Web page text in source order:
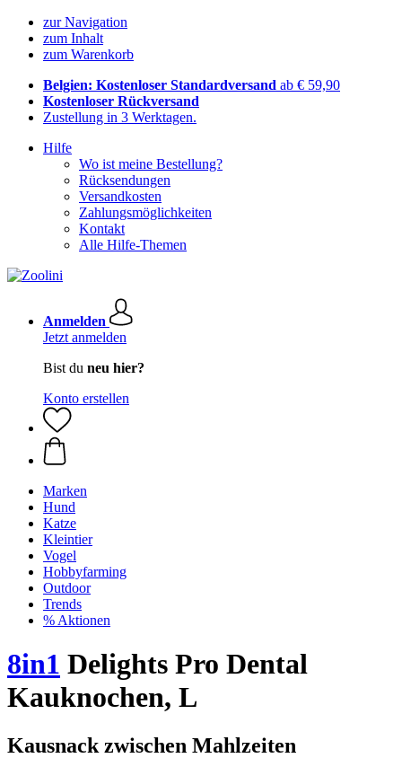
zur Navigation
zum Inhalt
zum Warenkorb
Belgien: Kostenloser Standardversand ab € 59,90
Kostenloser Rückversand
Zustellung in 3 Werktagen.
Hilfe
Wo ist meine Bestellung?
Rücksendungen
Versandkosten
Zahlungsmöglichkeiten
Kontakt
Alle Hilfe-Themen
Anmelden
Jetzt anmelden
Bist du neu hier?
Konto erstellen
Marken
Hund
Katze
Kleintier
Vogel
Hobbyfarming
Outdoor
Trends
% Aktionen
8in1 Delights Pro Dental
Kauknochen, L
Kausnack zwischen Mahlzeiten